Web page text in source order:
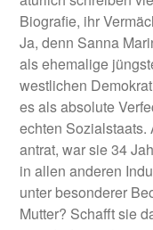
Biografie, ihr
Ja, denn Sanna
als ehemalige
westlichen
es als absolute
echten
antrat, war sie 34
in allen anderen
unter besonderer
Mutter? Schafft sie